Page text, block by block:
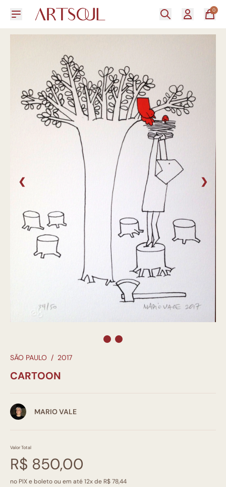
0
❮ ❯
SÃO PAULO / 2017
CARTOON
MARIO VALE
Valor Total
R$ 850,00
no PIX e boleto ou em até 12x de R$ 78,44